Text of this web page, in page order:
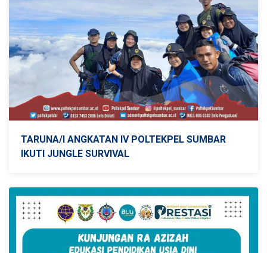
TARUNA/I ANGKATAN IV POLTEKPEL SUMBAR
IKUTI JUNGLE SURVIVAL